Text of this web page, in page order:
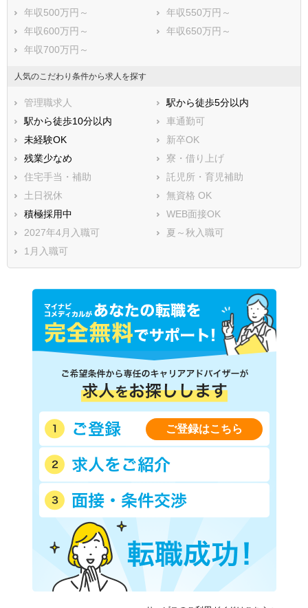
年収500万円～
年収550万円～
年収600万円～
年収650万円～
年収700万円～
人気のこだわり条件から求人を探す
管理職求人
駅から徒歩5分以内
駅から徒歩10分以内
車通勤可
未経験OK
新卒OK
残業少なめ
寮・借り上げ
住宅手当・補助
託児所・育児補助
土日祝休
無資格 OK
積極採用中
WEB面接OK
2027年4月入職可
夏～秋入職可
1月入職可
ご登録はこちら